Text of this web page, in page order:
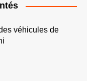
véhicules de